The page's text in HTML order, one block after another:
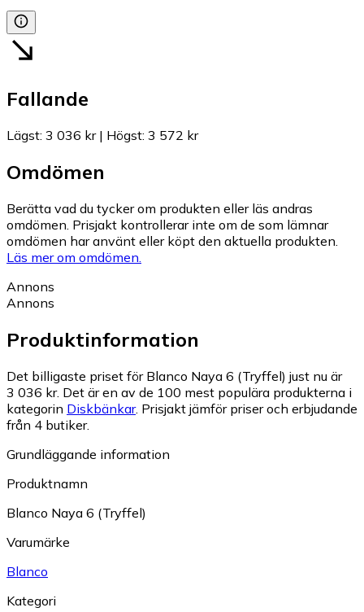
Fallande
Lägst: 3 036 kr| Högst: 3 572 kr
Omdömen
Berätta vad du tycker om produkten eller läs andras
omdömen. Prisjakt kontrollerar inte om de som lämnar
omdömen har använt eller köpt den aktuella produkten.
Läs mer om omdömen.
Annons
Annons
Produktinformation
Det billigaste priset för Blanco Naya 6 (Tryffel) just nu är
3 036 kr. Det är en av de 100 mest populära produkterna i
kategorin Diskbänkar. Prisjakt jämför priser och erbjudande
från 4 butiker.
Grundläggande information
Produktnamn
Blanco Naya 6 (Tryffel)
Varumärke
Blanco
Kategori